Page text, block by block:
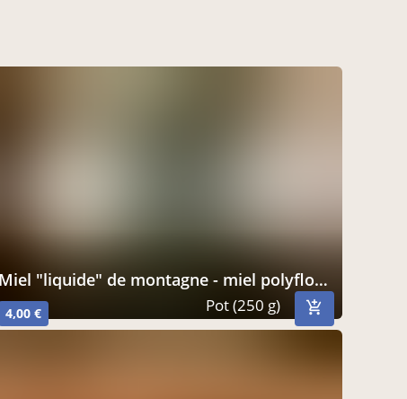
miel "liquide" de montagne - miel polyfloral - 250g
4,00 € Pot (250 g)